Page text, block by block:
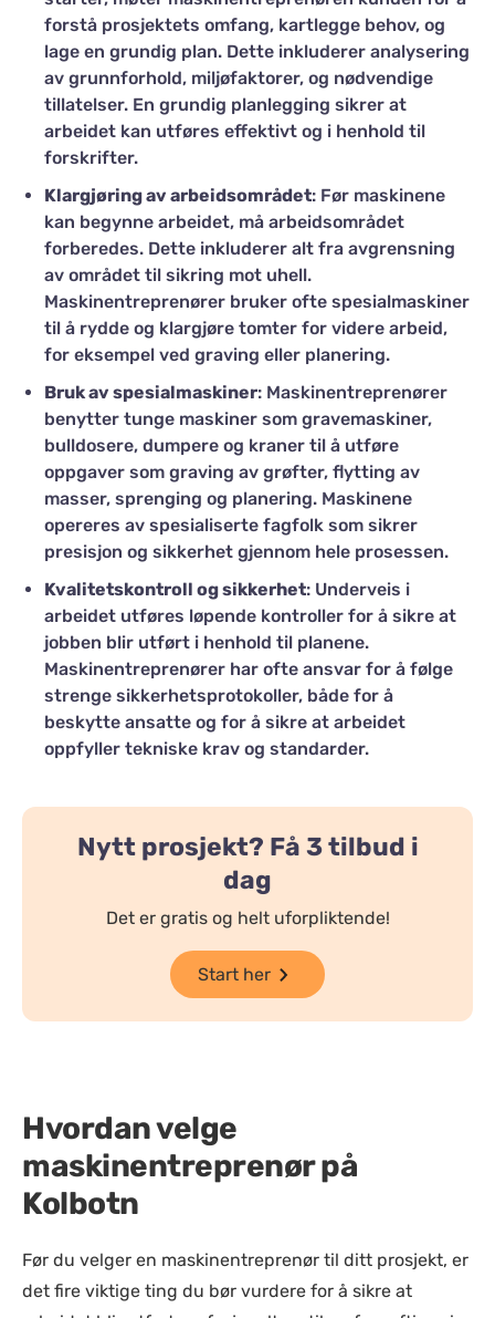
forstå prosjektets omfang, kartlegge behov, og
lage en grundig plan. Dette inkluderer analysering
av grunnforhold, miljøfaktorer, og nødvendige
tillatelser. En grundig planlegging sikrer at
arbeidet kan utføres effektivt og i henhold til
forskrifter.
Klargjøring av arbeidsområdet: Før maskinene
kan begynne arbeidet, må arbeidsområdet
forberedes. Dette inkluderer alt fra avgrensning
av området til sikring mot uhell.
Maskinentreprenører bruker ofte spesialmaskiner
til å rydde og klargjøre tomter for videre arbeid,
for eksempel ved graving eller planering.
Bruk av spesialmaskiner: Maskinentreprenører
benytter tunge maskiner som gravemaskiner,
bulldosere, dumpere og kraner til å utføre
oppgaver som graving av grøfter, flytting av
masser, sprenging og planering. Maskinene
opereres av spesialiserte fagfolk som sikrer
presisjon og sikkerhet gjennom hele prosessen.
Kvalitetskontroll og sikkerhet: Underveis i
arbeidet utføres løpende kontroller for å sikre at
jobben blir utført i henhold til planene.
Maskinentreprenører har ofte ansvar for å følge
strenge sikkerhetsprotokoller, både for å
beskytte ansatte og for å sikre at arbeidet
oppfyller tekniske krav og standarder.
Nytt prosjekt? Få 3 tilbud i
dag
Det er gratis og helt uforpliktende!
Start her
Hvordan velge
maskinentreprenør på
Kolbotn
Før du velger en maskinentreprenør til ditt prosjekt, er
det fire viktige ting du bør vurdere for å sikre at